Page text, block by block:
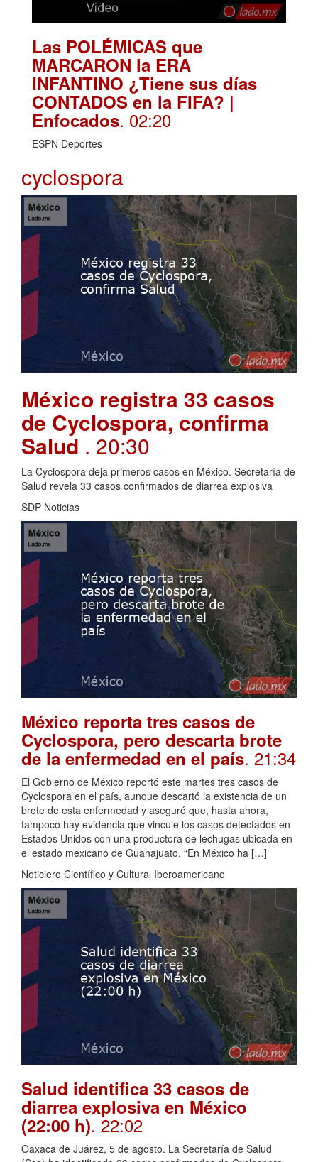
Las POLÉMICAS que
MARCARON la ERA
INFANTINO ¿Tiene sus días
CONTADOS en la FIFA? |
Enfocados. 02:20
ESPN Deportes
cyclospora
México registra 33 casos
de Cyclospora, confirma
Salud . 20:30
La Cyclospora deja primeros casos en México. Secretaría de
Salud revela 33 casos confirmados de diarrea explosiva
SDP Noticias
México reporta tres casos de
Cyclospora, pero descarta brote
de la enfermedad en el país. 21:34
El Gobierno de México reportó este martes tres casos de
Cyclospora en el país, aunque descartó la existencia de un
brote de esta enfermedad y aseguró que, hasta ahora,
tampoco hay evidencia que vincule los casos detectados en
Estados Unidos con una productora de lechugas ubicada en
el estado mexicano de Guanajuato. “En México ha […]
Noticiero Científico y Cultural Iberoamericano
Salud identifica 33 casos de
diarrea explosiva en México
(22:00 h). 22:02
Oaxaca de Juárez, 5 de agosto. La Secretaría de Salud